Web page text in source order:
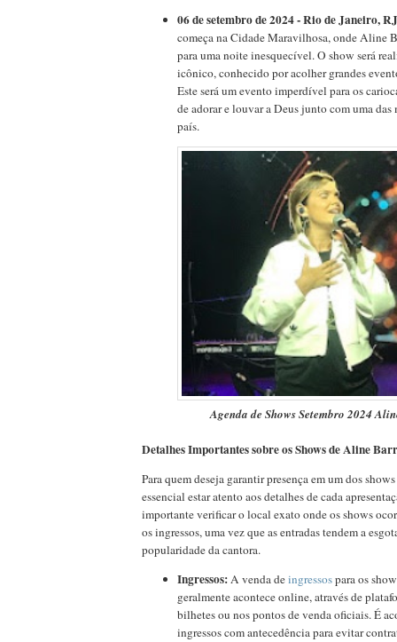
06 de setembro de 2024 - Rio de Janeiro,
começa na Cidade Maravilhosa, onde Aline
para uma noite inesquecível. O show será
icônico, conhecido por acolher grandes
Este será um evento imperdível para os
de adorar e louvar a Deus junto com uma das
país.
Agenda de Shows Setembro 2024
Detalhes Importantes sobre os Shows de Aline
Para quem deseja garantir presença em um dos
essencial estar atento aos detalhes de cada
importante verificar o local exato onde os shows
os ingressos, uma vez que as entradas tendem a
popularidade da cantora.
Ingressos:A venda deingressospara os
geralmente acontece online, através de
bilhetes ou nos pontos de venda oficiais. É
ingressos com antecedência para evitar